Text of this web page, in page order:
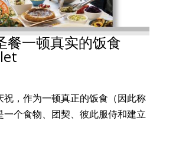
一顿真实的饭食
祝，作为一顿真正的饭食（因此称
一个食物、团契、彼此服侍和建立